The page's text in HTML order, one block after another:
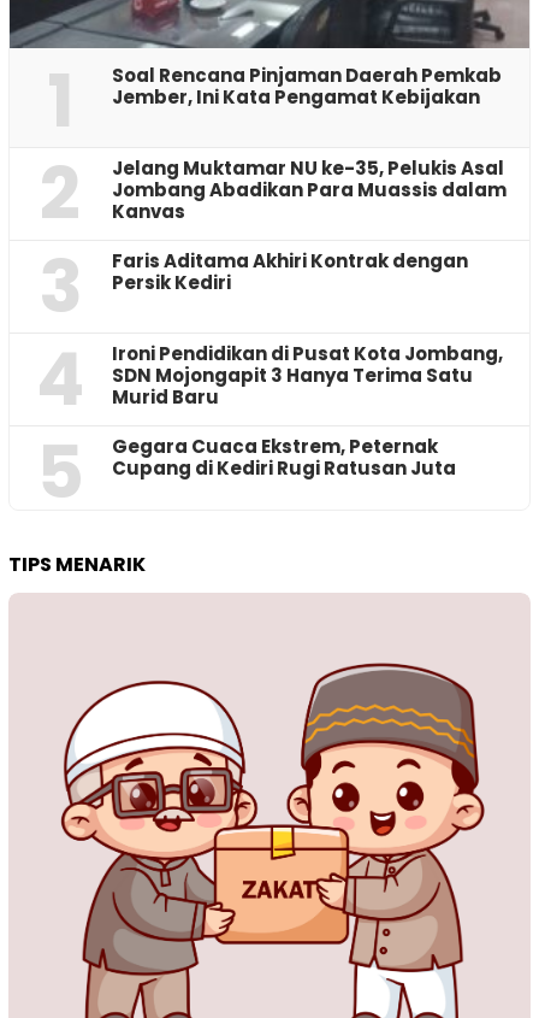
1
‎Soal Rencana Pinjaman Daerah Pemkab
Jember, Ini Kata Pengamat Kebijakan ‎
2
Jelang Muktamar NU ke-35, Pelukis Asal
Jombang Abadikan Para Muassis dalam
Kanvas
3
Faris Aditama Akhiri Kontrak dengan
Persik Kediri
4
Ironi Pendidikan di Pusat Kota Jombang,
SDN Mojongapit 3 Hanya Terima Satu
Murid Baru
5
‎Gegara Cuaca Ekstrem, Peternak
Cupang di Kediri Rugi Ratusan Juta
TIPS MENARIK